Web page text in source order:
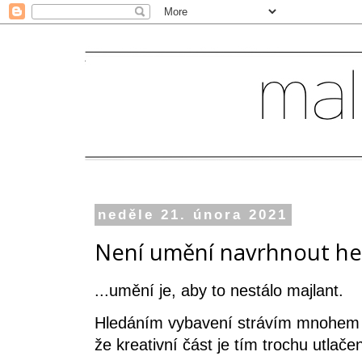
neděle 21. února 2021
Není umění navrhnout
...umění je, aby to nestálo majlant.
Hledáním vybavení strávím
že kreativní část je tím trochu